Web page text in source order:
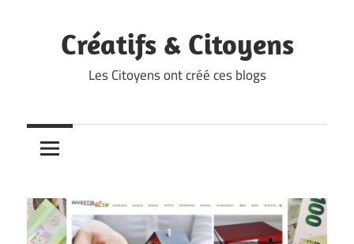
contentCréatifs & Citoyens
Les Citoyens ont créé ces blogs